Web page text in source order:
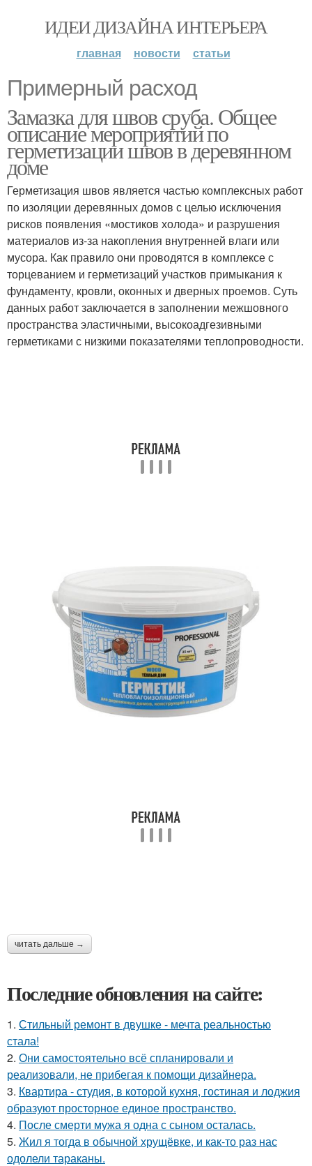
ИДЕИ ДИЗАЙНА ИНТЕРЬЕРА
главная новости статьи
Примерный расход
Замазка для швов сруба. Общее
описание мероприятий по
герметизации швов в деревянном
доме
Герметизация швов является частью комплексных работ
по изоляции деревянных домов с целью исключения
рисков появления «мостиков холода» и разрушения
материалов из-за накопления внутренней влаги или
мусора. Как правило они проводятся в комплексе с
торцеванием и герметизаций участков примыкания к
фундаменту, кровли, оконных и дверных проемов. Суть
данных работ заключается в заполнении межшовного
пространства эластичными, высокоадгезивными
герметиками с низкими показателями теплопроводности.
читать дальше →
Последние обновления на сайте:
1. Стильный ремонт в двушке - мечта реальностью
стала!
2. Они самостоятельно всё спланировали и
реализовали, не прибегая к помощи дизайнера.
3. Квартира - студия, в которой кухня, гостиная и лоджия
образуют просторное единое пространство.
4. После смерти мужа я одна с сыном осталась.
5. Жил я тогда в обычной хрущёвке, и как-то раз нас
одолели тараканы.